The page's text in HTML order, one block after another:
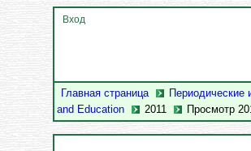
Главная страница Периодические
and Education
2011 Просмотр
Вход